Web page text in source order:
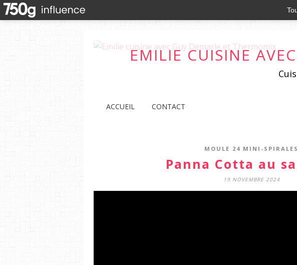
EMILIE CUISINE
ACCUEIL CONTACT
MOULE 24 MINI-SPIRALES
Panna Cotta au
19 NOVEMBRE 2024